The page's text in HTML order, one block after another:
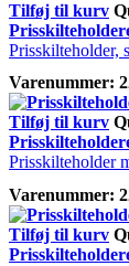
Tilføj til kurv
Prisskilteholder,
Varenummer:
Tilføj til kurv
Prisskilteholder
Varenummer:
Tilføj til kurv